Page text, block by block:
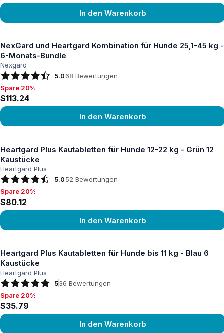
In den Warenkorb
NexGard und Heartgard Kombination für Hunde 25,1-45 kg -
6-Monats-Bundle
Nexgard
5.068 Bewertungen
Spare 20%, $113.24
Spare 20%
$113.24
In den Warenkorb
Heartgard Plus Kautabletten für Hunde 12-22 kg - Grün 12
Kaustücke
Heartgard Plus
5.052 Bewertungen
Spare 20%, $80.12
Spare 20%
$80.12
In den Warenkorb
Heartgard Plus Kautabletten für Hunde bis 11 kg - Blau 6
Kaustücke
Heartgard Plus
536 Bewertungen
Spare 20%, $35.79
Spare 20%
$35.79
In den Warenkorb